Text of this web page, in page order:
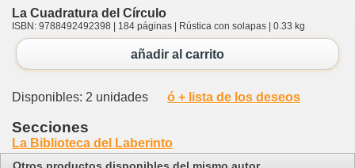
La Cuadratura del Círculo
ISBN: 9788492492398 | 184 páginas | Rústica con solapas | 0.33 kg
añadir al carrito
Disponibles: 2 unidades ó + lista de los deseos
Secciones
La Biblioteca del Laberinto